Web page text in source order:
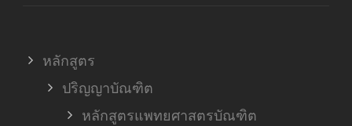
หลักสูตร
ปริญญาบัณฑิต
หลักสูตรแพทยศาสตรบัณฑิต